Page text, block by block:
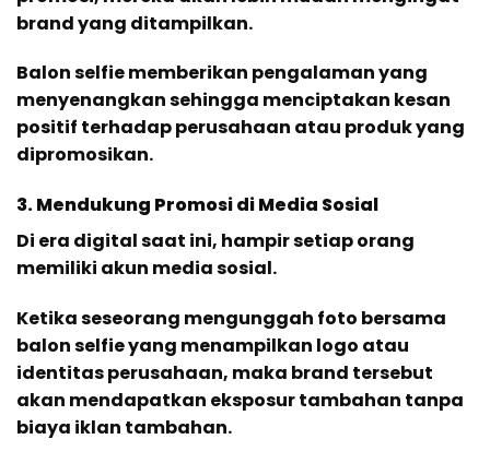
brand yang ditampilkan.
Balon selfie memberikan pengalaman yang
menyenangkan sehingga menciptakan kesan
positif terhadap perusahaan atau produk yang
dipromosikan.
3. Mendukung Promosi di Media Sosial
Di era digital saat ini, hampir setiap orang
memiliki akun media sosial.
Ketika seseorang mengunggah foto bersama
balon selfie yang menampilkan logo atau
identitas perusahaan, maka brand tersebut
akan mendapatkan eksposur tambahan tanpa
biaya iklan tambahan.